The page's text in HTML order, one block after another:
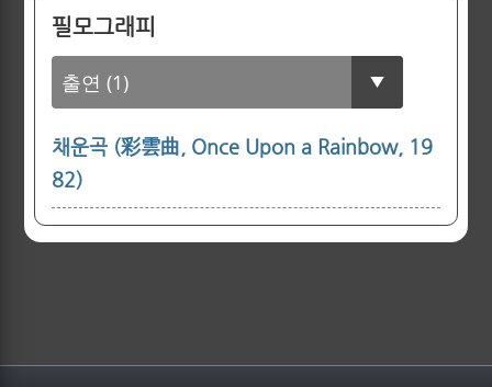
필모그래피
채운곡 (彩雲曲, Once Upon a Rainbow, 19
82)